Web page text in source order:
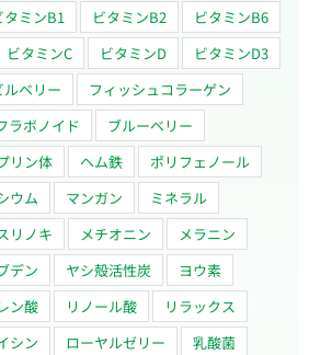
タミンB1 ビタミンB2
ビタミンB6
ビタミンC ビタミンD
ビタミンD3
ルベリー
フィッシュコラーゲン
ラボノイド
ブルーベリー
リン体 ヘム鉄
ポリフェノール
ウム マンガン
ミネラル
リノキ メチオニン
メラニン
デン ヤシ殻活性炭
ヨウ素
ン酸 リノール酸
リラックス
シン ローヤルゼリー
乳酸菌